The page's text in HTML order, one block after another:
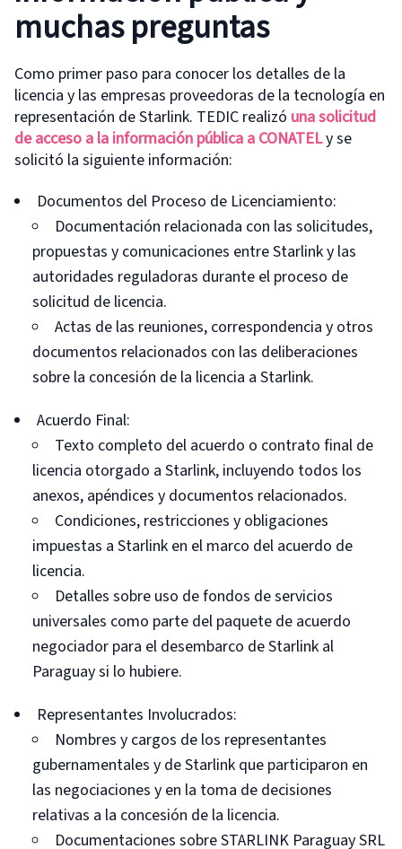
muchas preguntas
Como primer paso para conocer los detalles de la
licencia y las empresas proveedoras de la tecnología en
representación de Starlink. TEDIC realizó una solicitud
de acceso a la información pública a CONATELy se
solicitó la siguiente información:
Documentos del Proceso de Licenciamiento:
Documentación relacionada con las solicitudes,
propuestas y comunicaciones entre Starlink y las
autoridades reguladoras durante el proceso de
solicitud de licencia.
Actas de las reuniones, correspondencia y otros
documentos relacionados con las deliberaciones
sobre la concesión de la licencia a Starlink.
Acuerdo Final:
Texto completo del acuerdo o contrato final de
licencia otorgado a Starlink, incluyendo todos los
anexos, apéndices y documentos relacionados.
Condiciones, restricciones y obligaciones
impuestas a Starlink en el marco del acuerdo de
licencia.
Detalles sobre uso de fondos de servicios
universales como parte del paquete de acuerdo
negociador para el desembarco de Starlink al
Paraguay si lo hubiere.
Representantes Involucrados:
Nombres y cargos de los representantes
gubernamentales y de Starlink que participaron en
las negociaciones y en la toma de decisiones
relativas a la concesión de la licencia.
Documentaciones sobre STARLINK Paraguay SRL